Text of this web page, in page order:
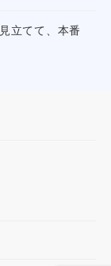
立てて、本番